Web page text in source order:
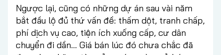
Ngược lại, cũng có những dự án sau vài năm
bắt đầu lộ đủ thứ vấn đề: thấm dột, tranh chấp,
phí dịch vụ cao, tiện ích xuống cấp, cư dân
chuyển đi dần... Giá bán lúc đó chưa chắc đã